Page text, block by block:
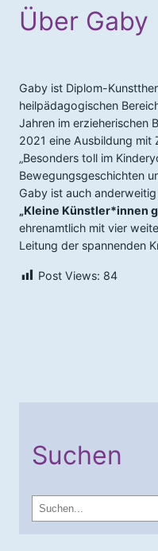
Über Gaby
Gaby ist Diplom-
heilpädagogischen
Jahren im erzieherischen
2021 eine Ausbildung mit
„Besonders toll im
Bewegungsgeschichten
Gaby ist auch
„Kleine Künstler*innen
ehrenamtlich mit vier
Leitung der spannenden
Post Views: 84
Suchen
u